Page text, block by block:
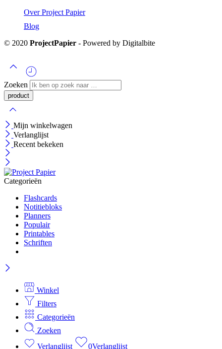
Over Project Papier
Blog
© 2020 ProjectPapier - Powered by Digitalbite
Zoeken
Mijn winkelwagen
Verlanglijst
Recent bekeken
Categorieën
Flashcards
Notitiebloks
Planners
Populair
Printables
Schriften
Winkel
Filters
Categorieën
Zoeken
Verlanglijst
0Verlanglijst